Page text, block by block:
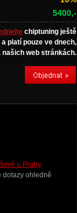
5400,-
chiptuning ještě
platí pouze ve dnech,
našich web stránkách.
u Prahy.
dotazy ohledně